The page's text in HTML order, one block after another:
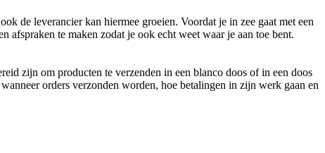
de leverancier kan hiermee groeien. Voordat je in zee gaat met een
te maken zodat je ook echt weet waar je aan toe bent.
zijn om producten te verzenden in een blanco doos of in een doos
orders verzonden worden, hoe betalingen in zijn werk gaan en